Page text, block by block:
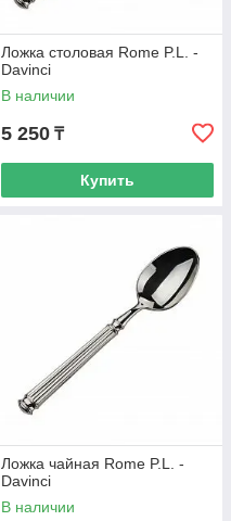
Ложка столовая Rome P.L. -
Davinci
В наличии
5 250 ₸
Купить
Ложка чайная Rome P.L. -
Davinci
В наличии